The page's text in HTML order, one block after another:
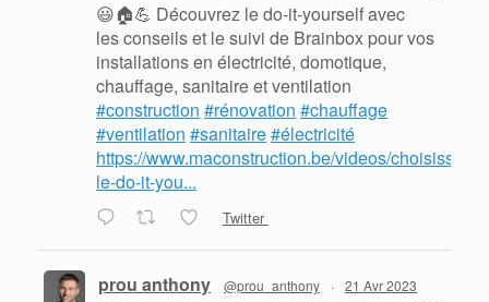
😃🏠💪 Découvrez le do-it-yourself avec
les conseils et le suivi de Brainbox pour vos
installations en électricité, domotique,
chauffage, sanitaire et ventilation
#construction #rénovation #chauffage
#ventilation #sanitaire#électricité
https://www.maconstruction.be/videos/choisissez-
le-do-it-you...
Twitter
prou anthony @prou_anthony · 21 Avr 2023